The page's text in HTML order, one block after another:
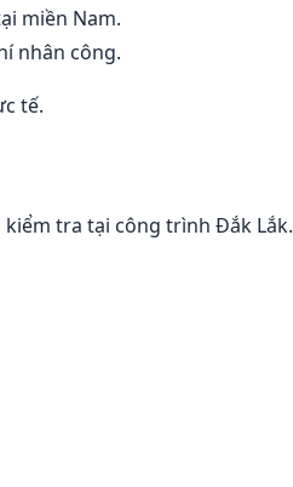
miền Nam.
nhân công.
tế.
tra tại công trình Đắk Lắk.